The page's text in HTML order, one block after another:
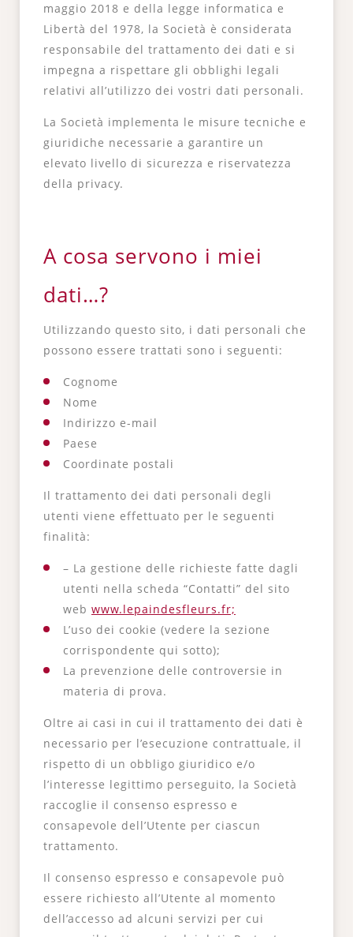
maggio 2018 e della legge informatica e
Libertà del 1978, la Società è considerata
responsabile del trattamento dei dati e si
impegna a rispettare gli obblighi legali
relativi all’utilizzo dei vostri dati personali.
La Società implementa le misure tecniche e
giuridiche necessarie a garantire un
elevato livello di sicurezza e riservatezza
della privacy.
A cosa servono i miei
dati…?
Utilizzando questo sito, i dati personali che
possono essere trattati sono i seguenti:
Cognome
Nome
Indirizzo e-mail
Paese
Coordinate postali
Il trattamento dei dati personali degli
utenti viene effettuato per le seguenti
finalità:
– La gestione delle richieste fatte dagli
utenti nella scheda “Contatti” del sito
web www.lepaindesfleurs.fr;
L’uso dei cookie (vedere la sezione
corrispondente qui sotto);
La prevenzione delle controversie in
materia di prova.
Oltre ai casi in cui il trattamento dei dati è
necessario per l’esecuzione contrattuale, il
rispetto di un obbligo giuridico e/o
l’interesse legittimo perseguito, la Società
raccoglie il consenso espresso e
consapevole dell’Utente per ciascun
trattamento.
Il consenso espresso e consapevole può
essere richiesto all’Utente al momento
dell’accesso ad alcuni servizi per cui